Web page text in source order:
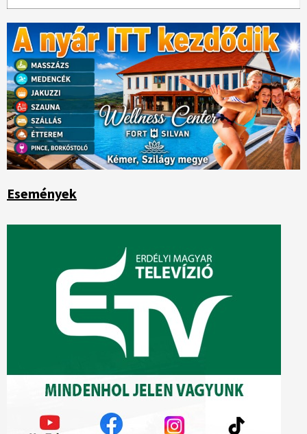
Események